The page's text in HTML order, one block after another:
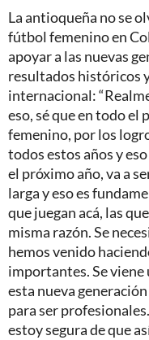
La antioqueña no se
fútbol femenino en
apoyar a las nuevas
resultados históricos
internacional:
eso, sé que en todo el
femenino, por los
todos estos años y
el próximo año, va a
larga y eso es
que juegan acá, las
misma razón. Se
hemos venido
importantes. Se
esta nueva
para ser
estoy segura de que